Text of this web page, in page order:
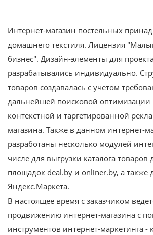
Интернет-магазин постельных
домашнего текстиля. Лицензия
бизнес". Дизайн-элементы для
разрабатывались индивидуально.
товаров создавалась с учетом
дальнейшей поисковой оптимизации
контекстной и таргетированной
магазина. Также в данном интернет-
разработаны несколько модулей
числе для выгрузки каталога товаров
площадок deal.by и onliner.by, а также
Яндекс.Маркета.
В настоящее время с заказчиком
продвижению интернет-магазина с
инструментов интернет-маркетинга -